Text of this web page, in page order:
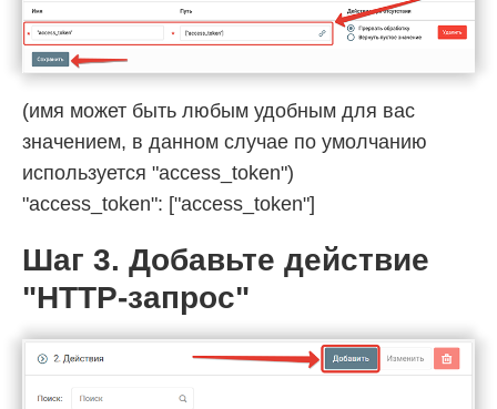
(имя может быть любым удобным для вас
значением, в данном случае по умолчанию
используется "access_token")
"access_token": ["access_token"]
Шаг 3. Добавьте действие
"HTTP-запрос"